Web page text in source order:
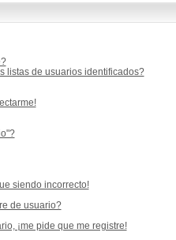
listas de usuarios identificados?
siendo incorrecto!
de usuario?
¡me pide que me registre!